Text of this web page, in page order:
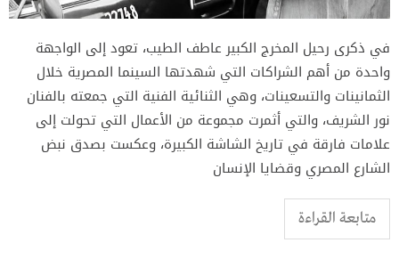
في ذكرى رحيل المخرج الكبير عاطف الطيب، تعود إلى الواجهة
واحدة من أهم الشراكات التي شهدتها السينما المصرية خلال
الثمانينات والتسعينات، وهي الثنائية الفنية التي جمعته بالفنان
نور الشريف، والتي أثمرت مجموعة من الأعمال التي تحولت إلى
علامات فارقة في تاريخ الشاشة الكبيرة، وعكست بصدق نبض
الشارع المصري وقضايا الإنسان
متابعة القراءة